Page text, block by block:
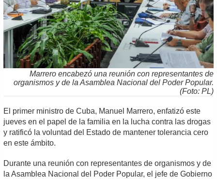
Marrero encabezó una reunión con representantes de
organismos y de la Asamblea Nacional del Poder Popular.
(Foto: PL)
El primer ministro de Cuba, Manuel Marrero, enfatizó este
jueves en el papel de la familia en la lucha contra las drogas
y ratificó la voluntad del Estado de mantener tolerancia cero
en este ámbito.
Durante una reunión con representantes de organismos y de
la Asamblea Nacional del Poder Popular, el jefe de Gobierno